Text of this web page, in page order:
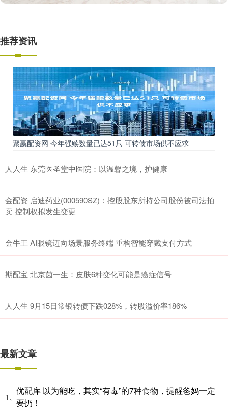
推荐资讯
聚赢配资网 今年强赎数量已达51只 可转债市场供不应求
人人生 东莞医圣堂中医院：以温馨之境，护健康
金配资 启迪药业(000590SZ)：控股股东所持公司股份被司法拍
卖 控制权拟发生变更
金牛王 AI眼镜迈向场景服务终端 重构智能穿戴支付方式
期配宝 北京菌一生：皮肤6种变化可能是癌症信号
人人生 9月15日常银转债下跌028%，转股溢价率186%
最新文章
1、
优配库 以为能吃，其实“有毒”的7种食物，提醒爸妈一定
要扔！